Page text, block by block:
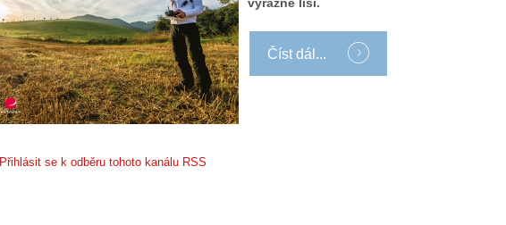
Číst dál...
Přihlásit se k odběru tohoto kanálu RSS